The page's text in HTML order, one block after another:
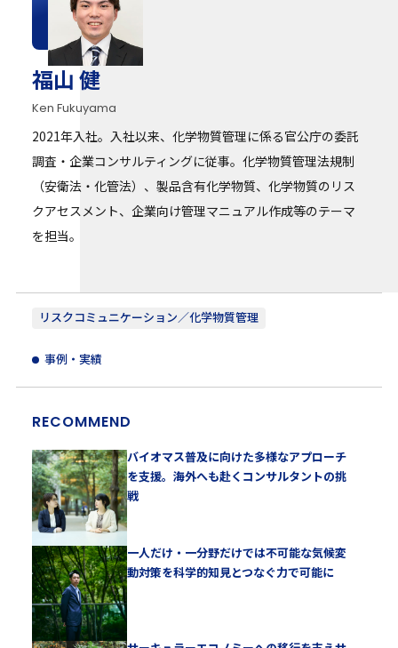
リスクコミュニケーション／化学物質管理
事例・実績
RECOMMEND
バイオマス普及に向けた多様なアプローチ
を支援。海外へも赴くコンサルタントの挑
戦
一人だけ・一分野だけでは不可能な気候変
動対策を科学的知見とつなぐ力で可能に
福山 健
Ken Fukuyama
2021年入社。入社以来、化学物質管理に係る官公庁の委託
調査・企業コンサルティングに従事。化学物質管理法規制
（安衛法・化管法）、製品含有化学物質、化学物質のリス
クアセスメント、企業向け管理マニュアル作成等のテーマ
を担当。